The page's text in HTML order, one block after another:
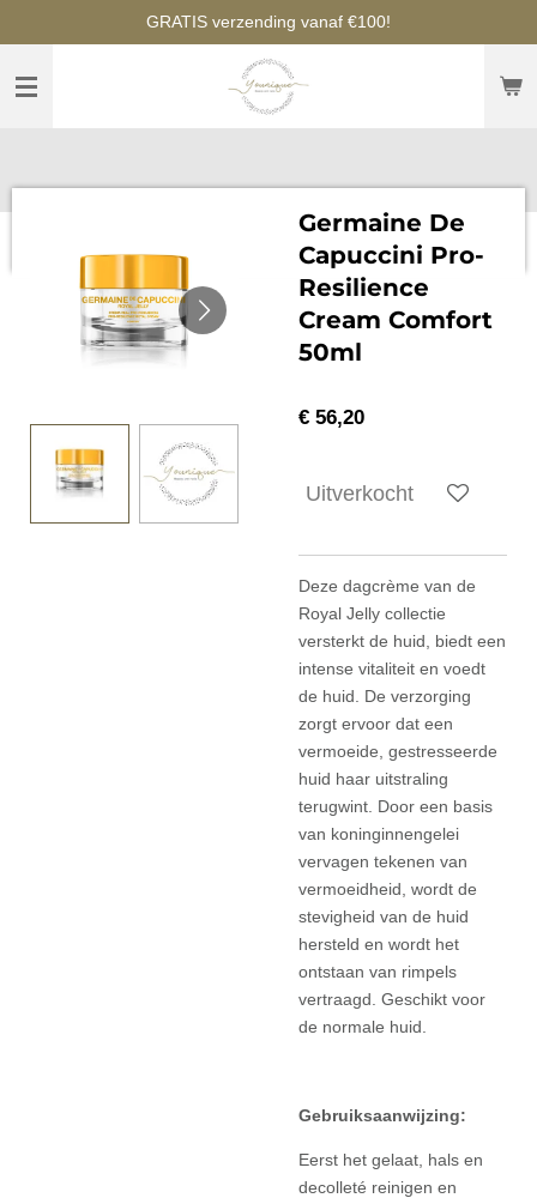
naar
hoofdinhoud
GRATIS verzending vanaf €100!
Germaine De
Capuccini Pro-
Resilience
Cream Comfort
50ml
€ 56,20
Uitverkocht
Deze dagcrème van de
Royal Jelly collectie
versterkt de huid, biedt een
intense vitaliteit en voedt
de huid. De verzorging
zorgt ervoor dat een
vermoeide, gestresseerde
huid haar uitstraling
terugwint. Door een basis
van koninginnengelei
vervagen tekenen van
vermoeidheid, wordt de
stevigheid van de huid
hersteld en wordt het
ontstaan van rimpels
vertraagd. Geschikt voor
de normale huid.
Gebruiksaanwijzing:
Eerst het gelaat, hals en
decolleté reinigen en